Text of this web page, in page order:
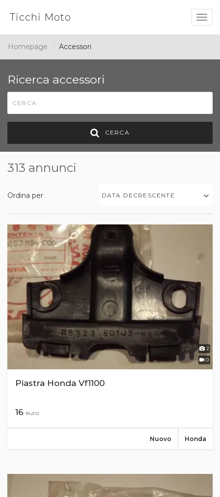
Ticchi Moto
Homepage Accessori
Ricerca accessori
CERCA
313 annunci
Ordina per DATA DECRESCENTE
2
0
Piastra Honda Vf1100
16 euro
Honda
Nuovo